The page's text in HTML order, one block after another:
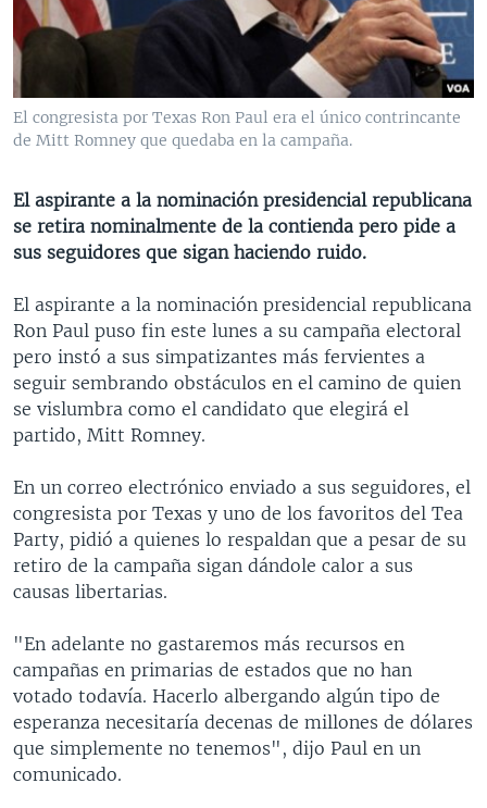
VENEZUELA
NICARAGUA
ECONOMÍA
TECNOLOGÍA
DEPORTES
MULTIMEDIA
FOTOGRAFÍA
AUDIOS
PROGRAMAS TV
EL MUNDO AL DÍA
FORO INTERAMERICANO
LAS CLAVES
PANORAMA
RADIO
AVANCE INFORMATIVO
BUENOS DÍAS AMÉRICA
ESTADOS UNIDOS AL DÍA
FORO [RADIO]
DEPORTIVO INTERNACIONAL
NOTA ECONÓMICA
ENTRETENIMIENTO
DIRECT
Learning English
Idiomas
El congresista por Texas Ron Paul era el único contrincante
de Mitt Romney que quedaba en la campaña.
El aspirante a la nominación presidencial republicana
se retira nominalmente de la contienda pero pide a
sus seguidores que sigan haciendo ruido.
El aspirante a la nominación presidencial republicana
Ron Paul puso fin este lunes a su campaña electoral
pero instó a sus simpatizantes más fervientes a
seguir sembrando obstáculos en el camino de quien
se vislumbra como el candidato que elegirá el
partido, Mitt Romney.
En un correo electrónico enviado a sus seguidores, el
congresista por Texas y uno de los favoritos del Tea
Party, pidió a quienes lo respaldan que a pesar de su
retiro de la campaña sigan dándole calor a sus
causas libertarias.
"En adelante no gastaremos más recursos en
campañas en primarias de estados que no han
votado todavía. Hacerlo albergando algún tipo de
esperanza necesitaría decenas de millones de dólares
que simplemente no tenemos", dijo Paul en un
comunicado.